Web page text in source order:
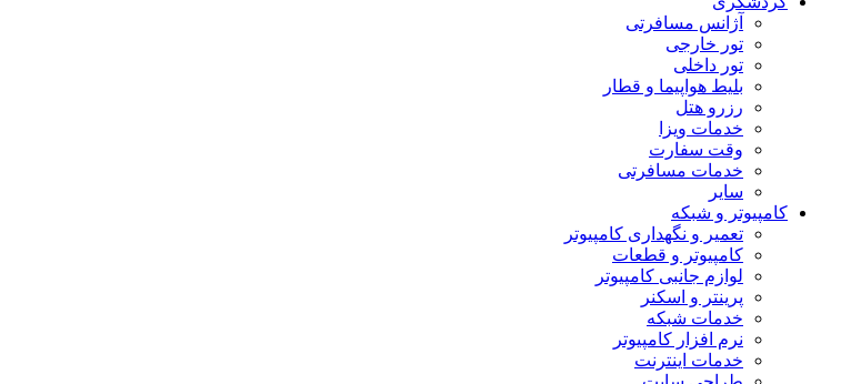
آژانس مسافرتی
تور خارجی
تور داخلی
بلیط هواپیما و قطار
رزرو هتل
خدمات ویزا
وقت سفارت
خدمات مسافرتی
سایر
کامپیوتر و شبکه
تعمیر و نگهداری کامپیوتر
کامپیوتر و قطعات
لوازم جانبی کامپیوتر
پرینتر و اسکنر
خدمات شبکه
نرم افزار کامپیوتر
خدمات اینترنت